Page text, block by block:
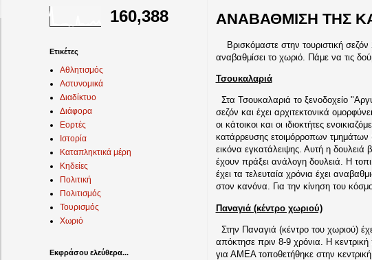
ΑΝΑΒΑΘΜΙΣΗ ΤΗΣ
Βρισκόμαστε στην τουριστική
αναβαθμίσει το χωριό. Πάμε να τις
Τσουκαλαριά
Στα Τσουκαλαριά το ξενοδοχείο
σεζόν και έχει αρχιτεκτονικά
οι κάτοικοι και οι ιδιοκτήτες
κατάρρευσης ετοιμόρροπων τμημάτων
εικόνα εγκατάλειψης. Αυτή η
έχουν πράξει ανάλογη δουλειά. Η
έχει τα τελευταία χρόνια έχει
στον κανόνα. Για την κίνηση του
Παναγιά (κέντρο χωριού)
Στην Παναγιά (κέντρο του χωριού)
απόκτησε πριν 8-9 χρόνια. Η
για ΑΜΕΑ τοποθετήθηκε στην
160,388
Ετικέτες
Αθλητισμός
Αστυνομικά
Διαδίκτυο
Διάφορα
Εορτές
Ιστορία
Καταπληκτικά μέρη
Κηδείες
Πολιτική
Πολιτισμός
Τουρισμός
Χωριό
Εκφράσου ελεύθερα...